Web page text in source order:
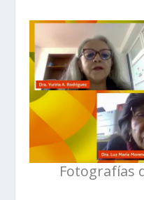
Fotografías